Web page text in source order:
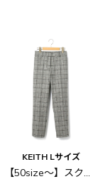
KEITH Lサイズ
【50size～】スクエアチェック パンツ